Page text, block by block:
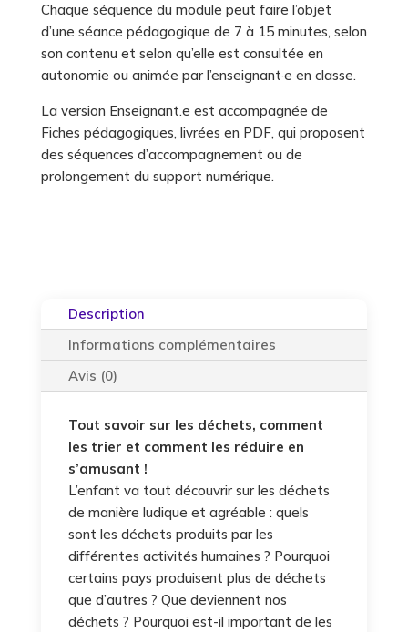
Chaque séquence du module peut faire l’objet
d’une séance pédagogique de 7 à 15 minutes, selon
son contenu et selon qu’elle est consultée en
autonomie ou animée par l’enseignant·e en classe.
La version Enseignant.e est accompagnée de
Fiches pédagogiques, livrées en PDF, qui proposent
des séquences d’accompagnement ou de
prolongement du support numérique.
Description
Informations complémentaires
Avis (0)
Tout savoir sur les déchets, comment
les trier et comment les réduire en
s’amusant !
L’enfant va tout découvrir sur les déchets
de manière ludique et agréable : quels
sont les déchets produits par les
différentes activités humaines ? Pourquoi
certains pays produisent plus de déchets
que d’autres ? Que deviennent nos
déchets ? Pourquoi est-il important de les